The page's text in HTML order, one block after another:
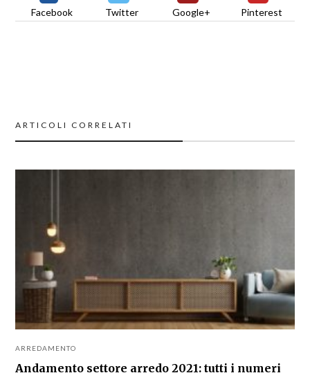
Facebook Twitter Google+ Pinterest
ARTICOLI CORRELATI
ARREDAMENTO
Andamento settore arredo 2021: tutti i numeri